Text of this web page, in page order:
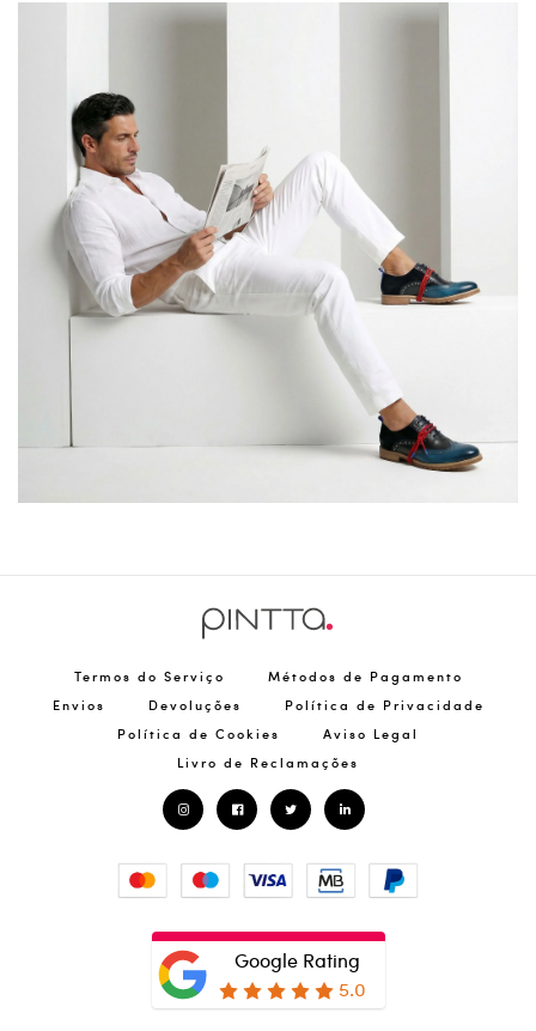
Termos do Serviço
Métodos de Pagamento
Envios
Devoluções
Política de Privacidade
Política de Cookies
Aviso Legal
Livro de Reclamações
Google Rating
5.0